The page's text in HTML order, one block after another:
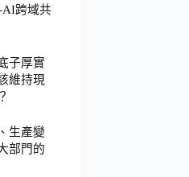
AI跨域共
子厚實
維持現
生產變
部門的